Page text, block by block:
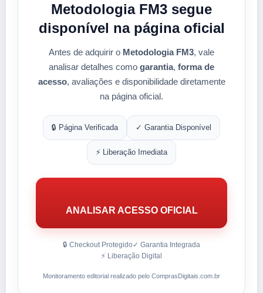
Metodologia FM3 segue
disponível na página oficial
Antes de adquirir o Metodologia FM3, vale
analisar detalhes como garantia, forma de
acesso, avaliações e disponibilidade diretamente
na página oficial.
🔒 Página Verificada ✓ Garantia Disponível
⚡ Liberação Imediata
ANALISAR ACESSO OFICIAL
🔒 Checkout Protegido ✓ Garantia Integrada
⚡ Liberação Digital
Monitoramento editorial realizado pelo ComprasDigitais.com.br